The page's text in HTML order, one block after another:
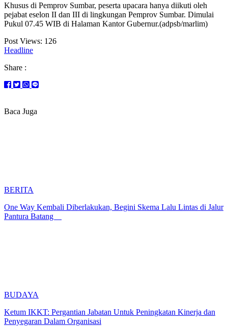
Khusus di Pemprov Sumbar, peserta upacara hanya diikuti oleh
pejabat eselon II dan III di lingkungan Pemprov Sumbar. Dimulai
Pukul 07.45 WIB di Halaman Kantor Gubernur.(adpsb/marlim)
Post Views: 126
Headline
Share :
Baca Juga
BERITA
One Way Kembali Diberlakukan, Begini Skema Lalu Lintas di Jalur
Pantura Batang
BUDAYA
Ketum IKKT: Pergantian Jabatan Untuk Peningkatan Kinerja dan
Penyegaran Dalam Organisasi